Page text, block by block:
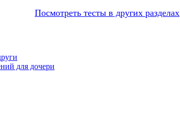
Посмотреть тесты в других разделах
для дочери